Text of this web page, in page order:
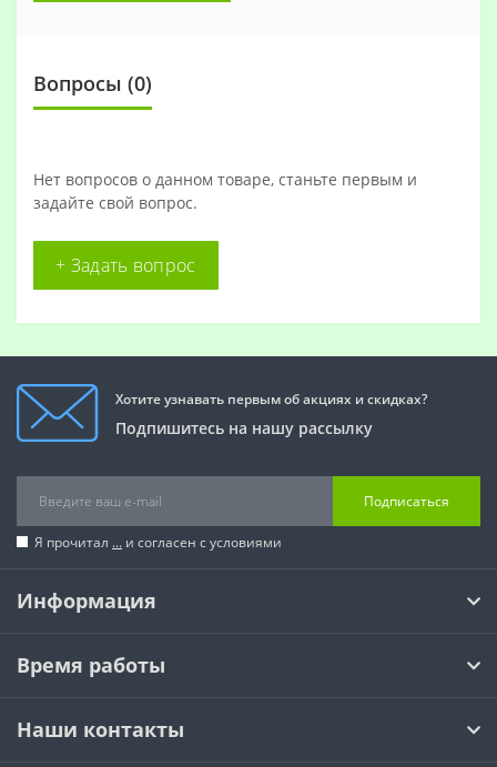
Вопросы (0)
Нет вопросов о данном товаре, станьте первым и
задайте свой вопрос.
+ Задать вопрос
Хотите узнавать первым об акциях и скидках?
Подпишитесь на нашу рассылку
Подписаться
Я прочитал ... и согласен с условиями
Информация
Время работы
Наши контакты